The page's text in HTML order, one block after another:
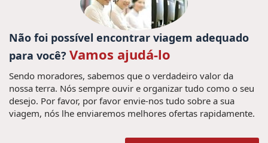
Não foi possível encontrar viagem adequado
para você? Vamos ajudá-lo
Sendo moradores, sabemos que o verdadeiro valor da
nossa terra. Nós sempre ouvir e organizar tudo como o seu
desejo. Por favor, por favor envie-nos tudo sobre a sua
viagem, nós lhe enviaremos melhores ofertas rapidamente.